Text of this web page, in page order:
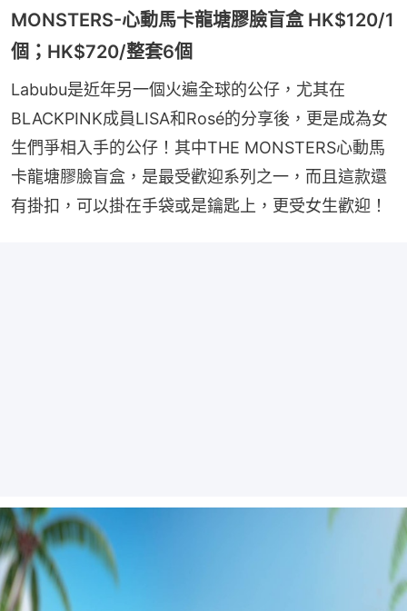
MONSTERS-心動馬卡龍塘膠臉盲盒 HK$120/1
個；HK$720/整套6個
Labubu是近年另一個火遍全球的公仔，尤其在
BLACKPINK成員LISA和Rosé的分享後，更是成為女
生們爭相入手的公仔！其中THE MONSTERS心動馬
卡龍塘膠臉盲盒，是最受歡迎系列之一，而且這款還
有掛扣，可以掛在手袋或是鑰匙上，更受女生歡迎！